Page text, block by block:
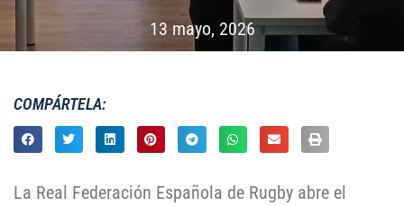
13 mayo, 2026
COMPÁRTELA:
La Real Federación Española de Rugby abre el